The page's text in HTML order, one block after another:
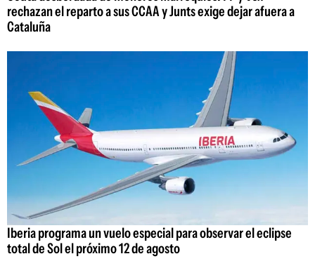
rechazan el reparto a sus CCAA y Junts exige dejar afuera a
Cataluña
Iberia programa un vuelo especial para observar el eclipse
total de Sol el próximo 12 de agosto